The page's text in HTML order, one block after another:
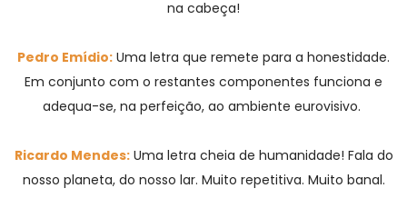
na cabeça!
Pedro Emídio: Uma letra que remete para a honestidade.
Em conjunto com o restantes componentes funciona e
adequa-se, na perfeição, ao ambiente eurovisivo.
Ricardo Mendes:Uma letra cheia de humanidade! Fala do
nosso planeta, do nosso lar. Muito repetitiva. Muito banal.